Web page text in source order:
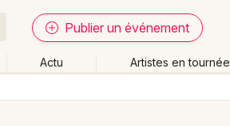
Publier un événement
Actu Artistes en tournée